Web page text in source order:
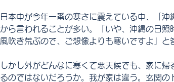
日本中が今年一番の寒さに震えている中、「
から言われることが多い。「いや、沖縄の日
風吹き荒ぶので、ご想像よりも寒いですよ」と
しかし外がどんなに寒くて悪天候でも、家に
るのではないだろうか。我が家は違う。玄関の